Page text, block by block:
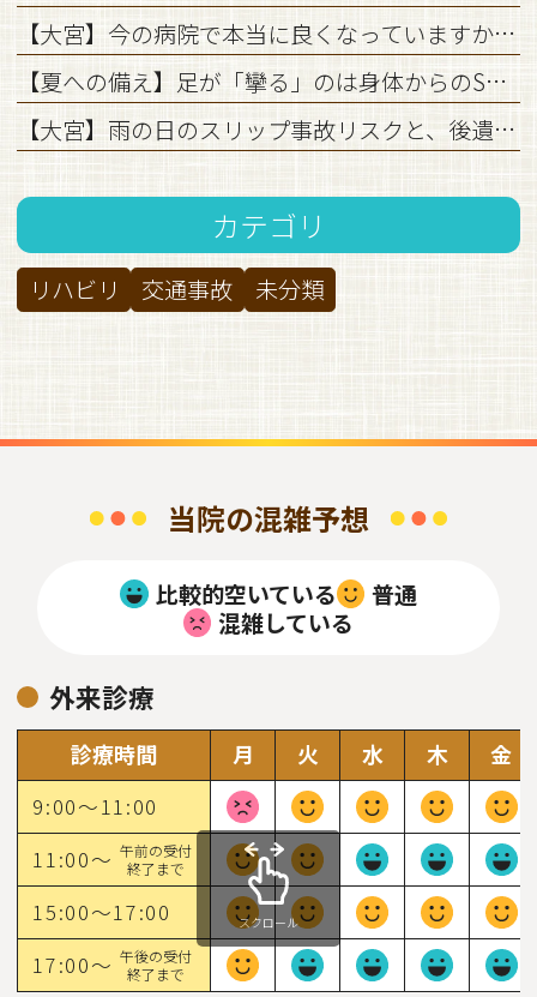
【大宮】今の病院で本当に良くなっていますか？治療の停滞を打開する「転院」の手続きと注意点
【夏への備え】足が「攣る」のは身体からのSOS？水分不足とミネラルの真実
【大宮】雨の日のスリップ事故リスクと、後遺症を残さない初期対応のすべて
カテゴリ
リハビリ 交通事故 未分類
当院の混雑予想
比較的空いている
普通
混雑している
外来診療
診療時間 月 火 水 木 金
9:00～11:00
11:00～ 午前の受付
終了まで
15:00～17:00
17:00～ 午後の受付
終了まで
スクロール